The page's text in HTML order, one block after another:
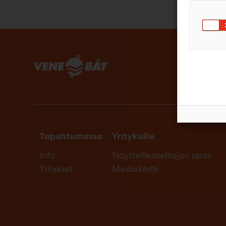
Tapahtumassa
Info
Yritykset
Yrityksille
Näytteilleasettajan opas
Mediakortti